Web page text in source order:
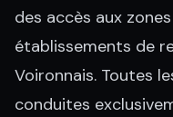
des accès aux
établissements de
Voironnais. Toutes
conduites